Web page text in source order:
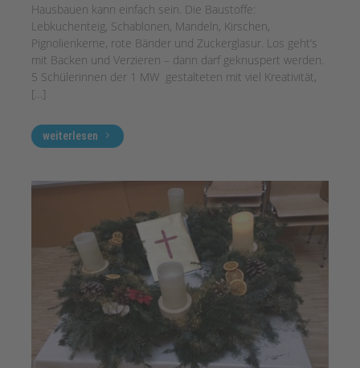
Hausbauen kann einfach sein. Die Baustoffe:
Lebkuchenteig, Schablonen, Mandeln, Kirschen,
Pignolienkerne, rote Bänder und Zuckerglasur. Los geht’s
mit Backen und Verzieren – dann darf geknuspert werden.
5 Schülerinnen der 1 MW gestalteten mit viel Kreativität,
[…]
weiterlesen